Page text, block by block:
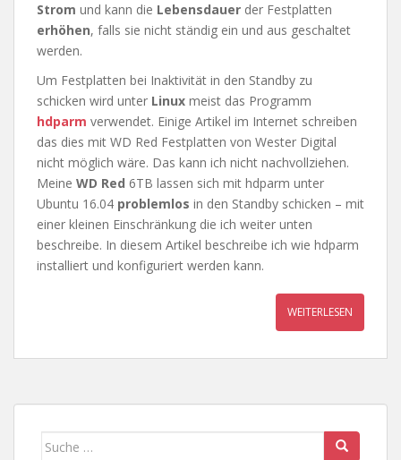
Strom und kann die Lebensdauer der Festplatten
erhöhen, falls sie nicht ständig ein und aus geschaltet
werden.
Um Festplatten bei Inaktivität in den Standby zu
schicken wird unter Linux meist das Programm
hdparm verwendet. Einige Artikel im Internet schreiben
das dies mit WD Red Festplatten von Wester Digital
nicht möglich wäre. Das kann ich nicht nachvollziehen.
Meine WD Red 6TB lassen sich mit hdparm unter
Ubuntu 16.04 problemlos in den Standby schicken – mit
einer kleinen Einschränkung die ich weiter unten
beschreibe. In diesem Artikel beschreibe ich wie hdparm
installiert und konfiguriert werden kann.
WEITERLESEN
Suche